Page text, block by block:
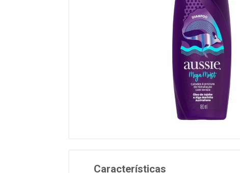
Características